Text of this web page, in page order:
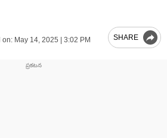
on: May 14, 2025 | 3:02 PM SHARE